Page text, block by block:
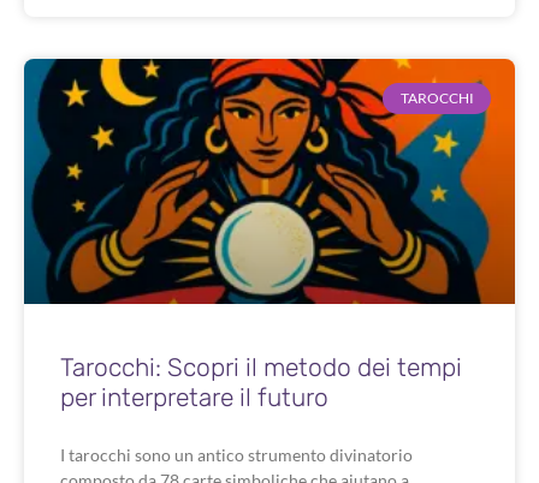
TAROCCHI
Tarocchi: Scopri il metodo dei tempi
per interpretare il futuro
I tarocchi sono un antico strumento divinatorio